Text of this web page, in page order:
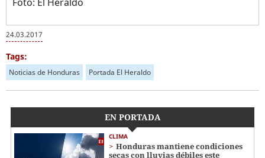
24.03.2017
Tags:
Noticias de Honduras Portada El Heraldo
EN PORTADA
CLIMA
Honduras mantiene condiciones
secas con lluvias débiles este